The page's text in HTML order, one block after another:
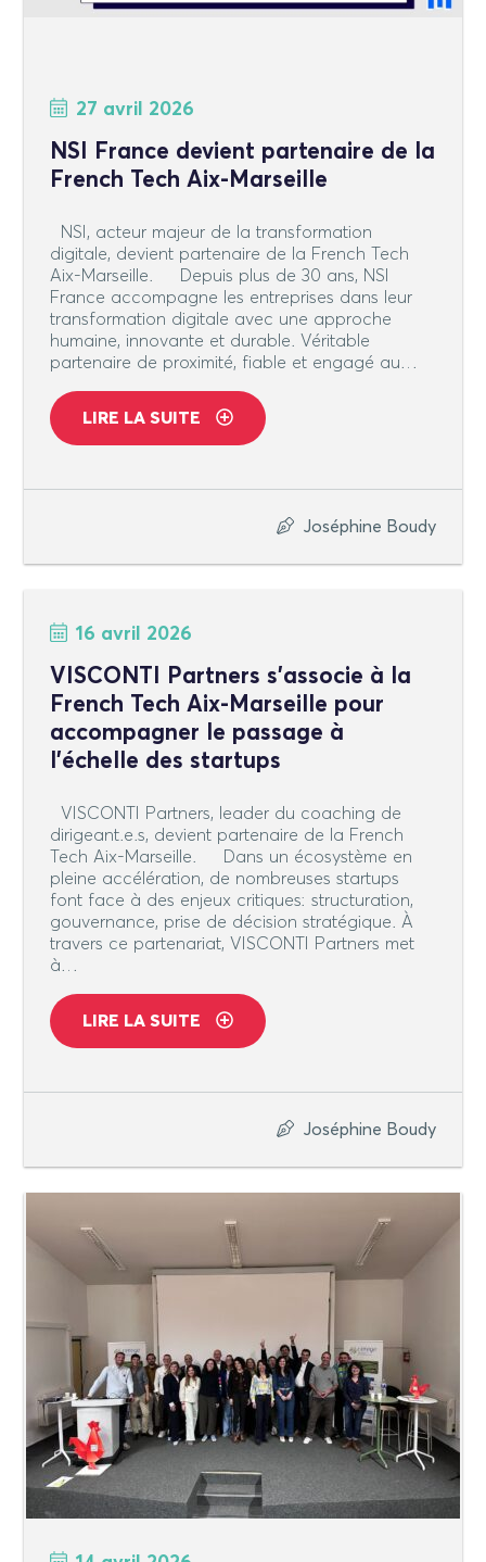
27 avril 2026
NSI France devient partenaire de la
French Tech Aix-Marseille
NSI, acteur majeur de la transformation
digitale, devient partenaire de la French Tech
Aix-Marseille. Depuis plus de 30 ans, NSI
France accompagne les entreprises dans leur
transformation digitale avec une approche
humaine, innovante et durable. Véritable
partenaire de proximité, fiable et engagé au…
LIRE LA SUITE
Joséphine Boudy
16 avril 2026
VISCONTI Partners s’associe à la
French Tech Aix-Marseille pour
accompagner le passage à
l’échelle des startups
VISCONTI Partners, leader du coaching de
dirigeant.e.s, devient partenaire de la French
Tech Aix-Marseille. Dans un écosystème en
pleine accélération, de nombreuses startups
font face à des enjeux critiques: structuration,
gouvernance, prise de décision stratégique. À
travers ce partenariat, VISCONTI Partners met
à…
LIRE LA SUITE
Joséphine Boudy